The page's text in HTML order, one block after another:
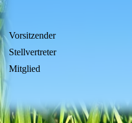
Vorsitzender
Stellvertreter
Mitglied